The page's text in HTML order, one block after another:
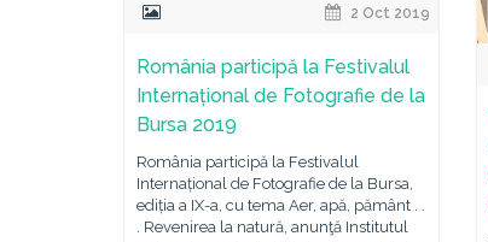
2 Oct 2019
România participă la Festivalul
Internațional de Fotografie de la
Bursa 2019
România participă la Festivalul
Internațional de Fotografie de la Bursa,
ediția a IX-a, cu tema Aer, apă, pământ . .
. Revenirea la natură, anunţă Institutul